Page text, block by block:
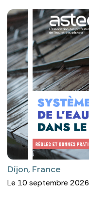
Dijon, France
Le 10 septembre 2026